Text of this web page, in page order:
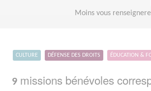
Moins vous
CULTURE DÉFENSE DES DROITS ÉDUCATION &
9 missions bénévoles